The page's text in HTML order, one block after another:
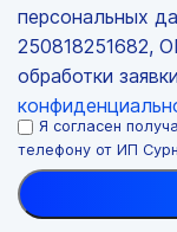
персональных
250818251682,
обработки
Я согласен
телефону от ИП